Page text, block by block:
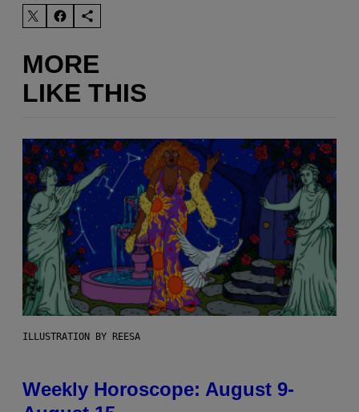
MORE
LIKE THIS
ILLUSTRATION BY REESA
Weekly Horoscope: August 9-